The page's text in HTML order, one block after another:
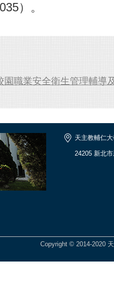
）。
園職業安全衛生管理輔導
天主教輔仁
24205 新北
Copyright © 2014-2020